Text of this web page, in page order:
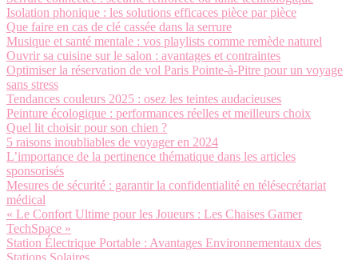
Isolation phonique : les solutions efficaces pièce par pièce
Que faire en cas de clé cassée dans la serrure
Musique et santé mentale : vos playlists comme remède naturel
Ouvrir sa cuisine sur le salon : avantages et contraintes
Optimiser la réservation de vol Paris Pointe-à-Pitre pour un voyage
sans stress
Tendances couleurs 2025 : osez les teintes audacieuses
Peinture écologique : performances réelles et meilleurs choix
Quel lit choisir pour son chien ?
5 raisons inoubliables de voyager en 2024
L’importance de la pertinence thématique dans les articles
sponsorisés
Mesures de sécurité : garantir la confidentialité en télésecrétariat
médical
« Le Confort Ultime pour les Joueurs : Les Chaises Gamer
TechSpace »
Station Électrique Portable : Avantages Environnementaux des
Stations Solaires